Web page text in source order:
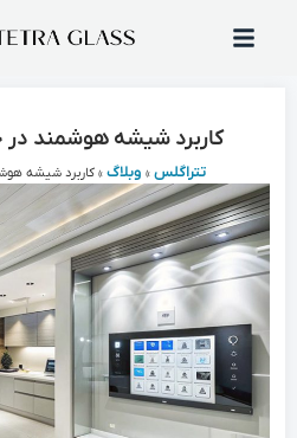
کاربرد شیشه هوشمند
تتراگلس » وبلاگ »کاربرد شیشه